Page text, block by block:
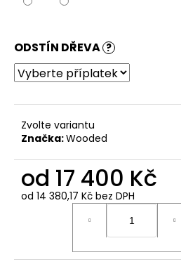
ODSTÍN DŘEVA ?
Zvolte variantu
Značka:Wooded
od 17 400 Kč
od 14 380,17 Kč bez DPH